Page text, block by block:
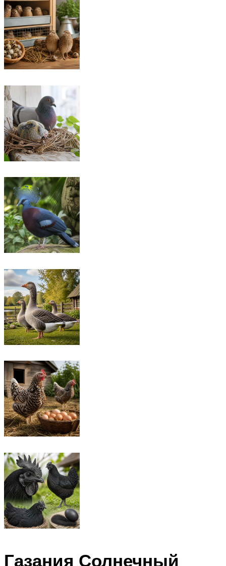
Газания Солнечный